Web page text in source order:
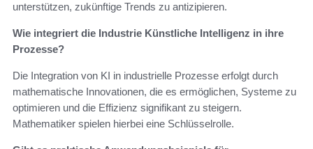
unterstützen, zukünftige Trends zu antizipieren.
Wie integriert die Industrie Künstliche Intelligenz in ihre
Prozesse?
Die Integration von KI in industrielle Prozesse erfolgt durch
mathematische Innovationen, die es ermöglichen, Systeme zu
optimieren und die Effizienz signifikant zu steigern.
Mathematiker spielen hierbei eine Schlüsselrolle.